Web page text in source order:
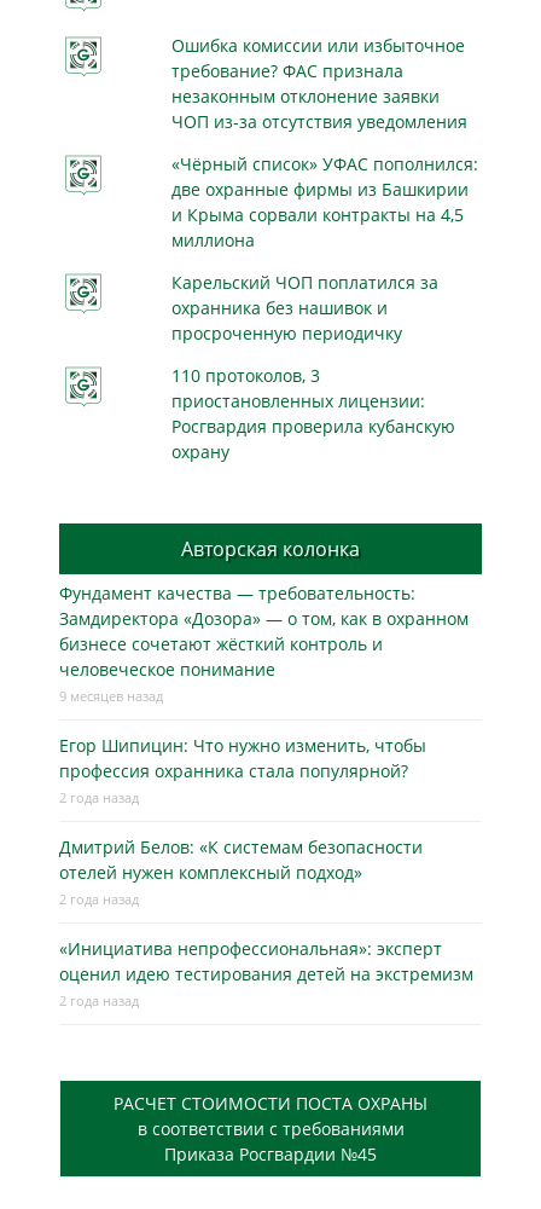
Ошибка комиссии или избыточное
требование? ФАС признала
незаконным отклонение заявки
ЧОП из-за отсутствия уведомления
«Чёрный список» УФАС пополнился:
две охранные фирмы из Башкирии
и Крыма сорвали контракты на 4,5
миллиона
Карельский ЧОП поплатился за
охранника без нашивок и
просроченную периодичку
110 протоколов, 3
приостановленных лицензии:
Росгвардия проверила кубанскую
охрану
Авторская колонка
Фундамент качества — требовательность:
Замдиректора «Дозора» — о том, как в охранном
бизнесe сочетают жёсткий контроль и
человеческое понимание
9 месяцев назад
Егор Шипицин: Что нужно изменить, чтобы
профессия охранника стала популярной?
2 года назад
Дмитрий Белов: «К системам безопасности
отелей нужен комплексный подход»
2 года назад
«Инициатива непрофессиональная»: эксперт
оценил идею тестирования детей на экстремизм
2 года назад
РАСЧЕТ СТОИМОСТИ ПОСТА ОХРАНЫ
в соответствии с требованиями
Приказа Росгвардии №45